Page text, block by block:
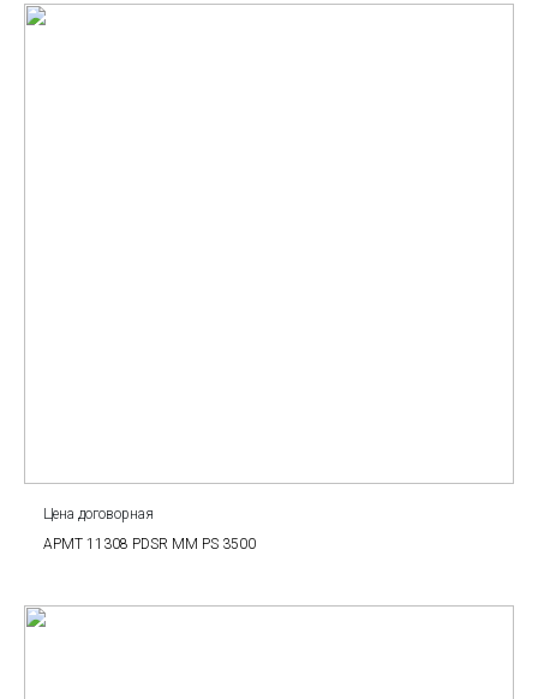
Цена договорная
APMT 11308 PDSR MM PS 3500